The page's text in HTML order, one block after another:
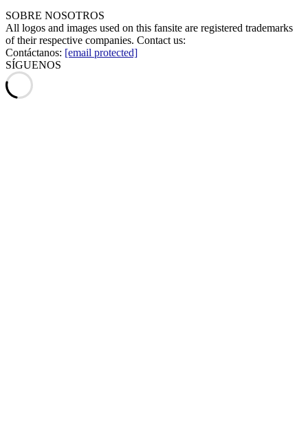
SOBRE NOSOTROS
All logos and images used on this fansite are registered trademarks
of their respective companies. Contact us:
Contáctanos: [email protected]
SÍGUENOS